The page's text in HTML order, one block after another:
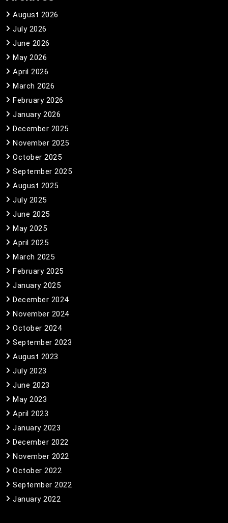
August 2026
July 2026
June 2026
May 2026
April 2026
March 2026
February 2026
January 2026
December 2025
November 2025
October 2025
September 2025
August 2025
July 2025
June 2025
May 2025
April 2025
March 2025
February 2025
January 2025
December 2024
November 2024
October 2024
September 2023
August 2023
July 2023
June 2023
May 2023
April 2023
January 2023
December 2022
November 2022
October 2022
September 2022
January 2022